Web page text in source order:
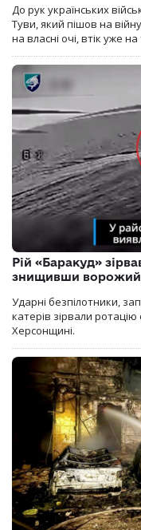
До рук українських
Туви, який пішов на
на власні очі, втік уже
Рій «Баракуд»
знищивши ворожий
Ударні безпілотники,
катерів зірвали
Херсонщині.